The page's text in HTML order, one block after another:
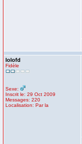
lolofd
Fidèle
Sexe:
Inscrit le: 29 Oct 2009
Messages: 220
Localisation: Par la